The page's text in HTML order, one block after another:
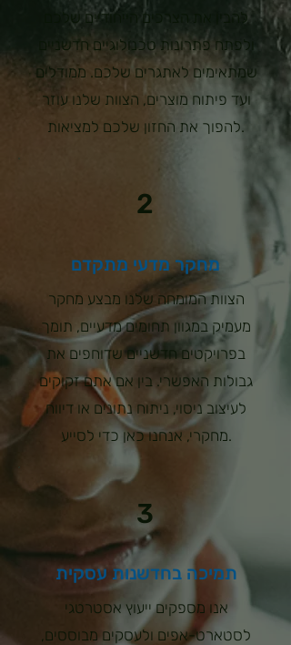
להבין את הצרכים הייחודיים שלכם
ולפתח פתרונות טכנולוגיים חדשניים
שמתאימים לאתגרים שלכם. ממודלים
ועד פיתוח מוצרים, הצוות שלנו עוזר
להפוך את החזון שלכם למציאות.
2
מחקר מדעי מתקדם
הצוות המומחה שלנו מבצע מחקר
מעמיק במגוון תחומים מדעיים, תומך
בפרויקטים חדשניים שדוחפים את
גבולות האפשרי. בין אם אתם זקוקים
לעיצוב ניסוי, ניתוח נתונים או דיווח
מחקרי, אנחנו כאן כדי לסייע.
3
תמיכה בחדשנות עסקית
אנו מספקים ייעוץ אסטרטגי
לסטארט-אפים ולעסקים מבוססים,